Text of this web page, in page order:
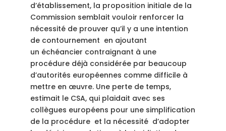
d’établissement, la proposition initiale de la
Commission semblait vouloir renforcer la
nécessité de prouver qu’il y a une intention
de contournement en ajoutant
un échéancier contraignant à une
procédure déjà considérée par beaucoup
d’autorités européennes comme difficile à
mettre en œuvre. Une perte de temps,
estimait le CSA, qui plaidait avec ses
collègues européens pour une simplification
de la procédure et la nécessité d’adopter